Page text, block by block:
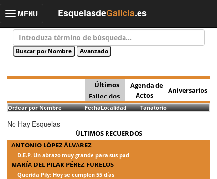
Toggle
MENU EsquelasdeGalicia.es
Últimos
Fallecidos
Agenda de
Actos
Aniversarios
Ordear por Nombre FechaLocalidad Tanatorio
No Hay Esquelas
ÚLTIMOS RECUERDOS
ANTONIO LÓPEZ ÁLVAREZ
D.E.P. Un abrazo muy grande para sus pad
MARÍA DEL PILAR PÉREZ FURELOS
Querida Pily: Hoy se cumplen 55 días